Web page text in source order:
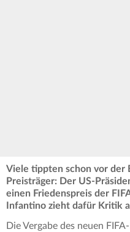
Viele tippten schon vor der
Preisträger: Der US-
einen Friedenspreis der
Infantino zieht dafür Kritik
Die Vergabe des neuen